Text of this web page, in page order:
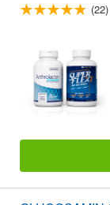
(22)